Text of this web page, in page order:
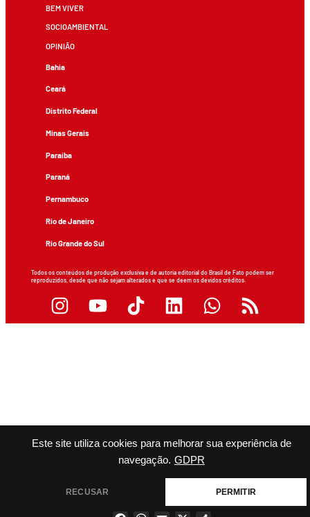
Este site utiliza cookies para melhorar sua experiência de
navegação. GDPR
RECUSAR PERMITIR
BEM VIVER
SOCIOAMBIENTAL
OPINIÃO
Bahia
Ceará
Distrito Federal
Minas Gerais
Paraíba
Paraná
Pernambuco
Rio de Janeiro
Rio Grande do Sul
Todos os conteúdos de produção exclusiva e de autoria editorial do Brasil de Fato podem ser
reproduzidos, desde que não sejam alterados e que se deem os devidos créditos.